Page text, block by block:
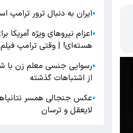
●ایران به دنبال ترور ترامپ
●اعزام نیروهای ویژه آمریکا
هسته‌ای! | وقتی ترامپ
●
از اشتباهات گذشته
●عکس جنجالی همسر
لایعقل و ترسان